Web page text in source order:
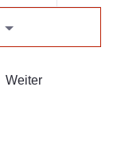
Weiter